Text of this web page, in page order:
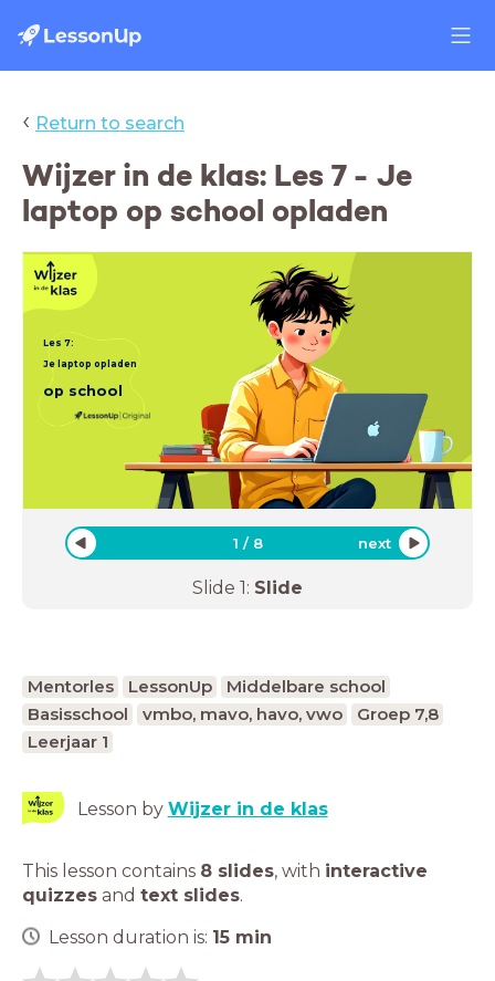
‹ Return to search
Wijzer in de klas: Les 7 - Je
laptop op school opladen
Les 7:
Je laptop opladen
op school
1 / 8 next
Slide 1: Slide
Mentorles LessonUp
Middelbare school
Basisschool
vmbo, mavo, havo, vwo
Groep 7,8
Leerjaar 1
Lesson by Wijzer in de klas
This lesson contains 8 slides, with interactive
quizzes and text slides.
Lesson duration is: 15 min